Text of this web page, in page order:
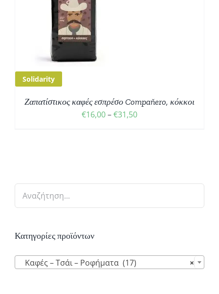
Solidarity
Ζαπατίστικος καφές εσπρέσο Compaňero, κόκκοι
€16,00–€31,50Price
Κατηγορίες προϊόντων
×
Καφές – Τσάι – Ροφήματα (17)